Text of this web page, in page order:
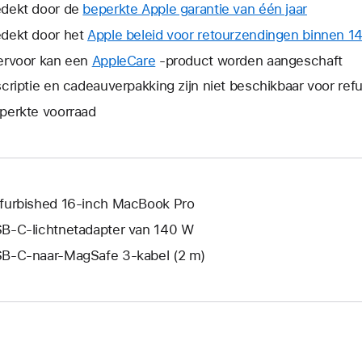
door de beperkte Apple garantie van één jaarHierdoor
wordt
een
nieuw
door het Apple beleid voor retourzendingen binnen
kan een AppleCare Hierdoor
wordt
venster
-product worden aangeschaft
en cadeauverpakking zijn niet beschikbaar voor
voorraad
16‑inch MacBook Pro
lichtnetadapter van 140 W
naar-MagSafe 3-kabel (2 m)